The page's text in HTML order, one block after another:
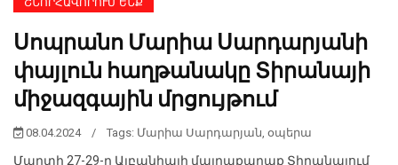
ՇՆՈՐՀԱՎՈՐՈՒՄ ԵՆՔ
Սոպրանո Մարիա Սարդարյանի
փայլուն հաղթանակը Տիրանայի
միջազգային մրցույթում
08.04.2024 / Tags: Մարիա Սարդարյան, օպերա
Մարտի 27-29-ը Ալբանիայի մայրաքաղաք Տիրանայում